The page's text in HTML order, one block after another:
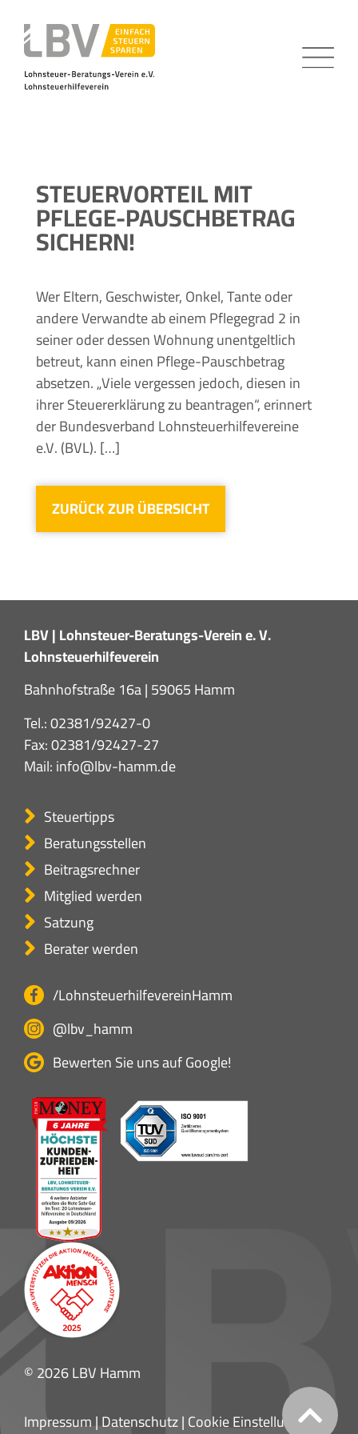
STEUERVORTEIL MIT
PFLEGE-PAUSCHBETRAG
SICHERN!
Wer Eltern, Geschwister, Onkel, Tante oder
andere Verwandte ab einem Pflegegrad 2 in
seiner oder dessen Wohnung unentgeltlich
betreut, kann einen Pflege-Pauschbetrag
absetzen. „Viele vergessen jedoch, diesen in
ihrer Steuererklärung zu beantragen“, erinnert
der Bundesverband Lohnsteuerhilfevereine
e.V. (BVL). […]
ZURÜCK ZUR ÜBERSICHT
LBV | Lohnsteuer-Beratungs-Verein e. V.
Lohnsteuerhilfeverein
Bahnhofstraße 16a | 59065 Hamm
Tel.:02381/92427-0
Fax: 02381/92427-27
Mail:info@lbv-hamm.de
Steuertipps
Beratungsstellen
Beitragsrechner
Mitglied werden
Satzung
Berater werden
/LohnsteuerhilfevereinHamm
@lbv_hamm
Bewerten Sie uns auf Google!
© 2026 LBV Hamm
Impressum|Datenschutz|Cookie Einstellungen